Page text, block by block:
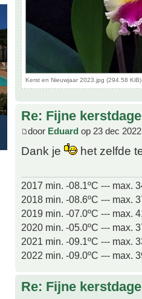
Kerst en Nieuwjaar 2023.jpg (294.58
Re: Fijne
door Eduard op 23 dec
Dank je het zelfde
2017 min. -08.1ºC --- max.
2018 min. -08.6ºC --- max.
2019 min. -07.0ºC --- max.
2020 min. -05.0ºC --- max.
2021 min. -09.1ºC --- max.
2022 min. -09.0ºC --- max.
Re: Fijne